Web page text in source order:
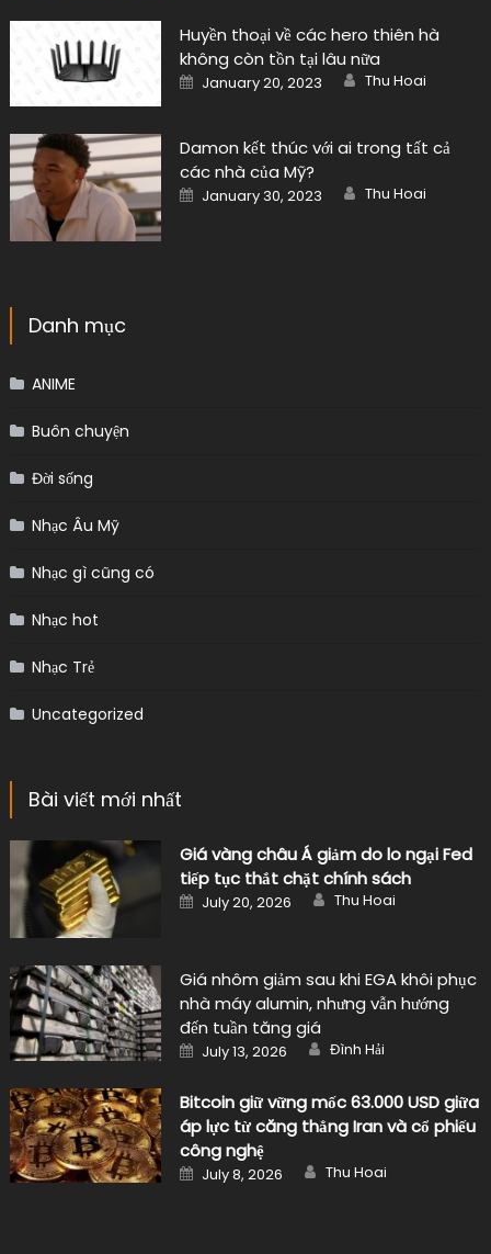
Huyền thoại về các hero thiên hà
không còn tồn tại lâu nữa
Posted
on
January 20, 2023 Author
Thu Hoai
Damon kết thúc với ai trong tất cả
các nhà của Mỹ?
Posted
on
January 30, 2023 Author
Thu Hoai
Danh mục
ANIME
Buôn chuyện
Đời sống
Nhạc Âu Mỹ
Nhạc gì cũng có
Nhạc hot
Nhạc Trẻ
Uncategorized
Bài viết mới nhất
Giá vàng châu Á giảm do lo ngại Fed
tiếp tục thắt chặt chính sách
Posted
on
July 20, 2026 Author
Thu Hoai
Giá nhôm giảm sau khi EGA khôi phục
nhà máy alumin, nhưng vẫn hướng
đến tuần tăng giá
Posted
on
July 13, 2026 Author
Đình Hải
Bitcoin giữ vững mốc 63.000 USD giữa
áp lực từ căng thẳng Iran và cổ phiếu
công nghệ
Posted
on
July 8, 2026 Author
Thu Hoai